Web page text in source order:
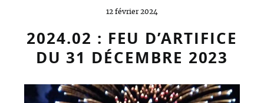
12 février 2024
2024.02 : FEU D’ARTIFICE
DU 31 DÉCEMBRE 2023